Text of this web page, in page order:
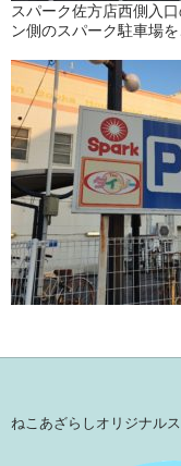
スパーク佐方店西側入
ン側のスパーク駐車場を
ねこあざらしオリジナル